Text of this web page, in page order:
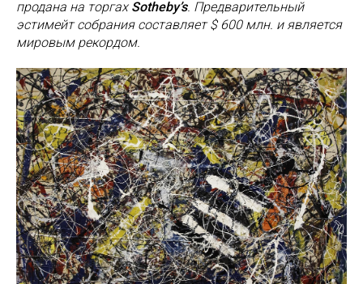
продана на торгах Sotheby’s. Предварительный
эстимейт собрания составляет $ 600 млн. и является
мировым рекордом.